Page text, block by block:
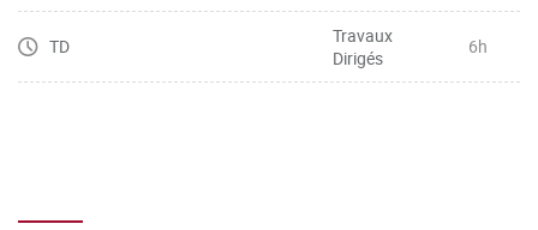
TD
Travaux
Dirigés
6h